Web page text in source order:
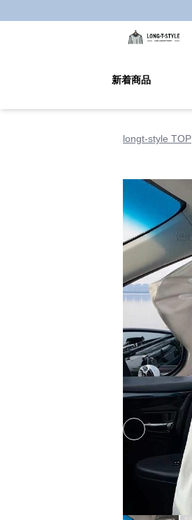
新着商品
longt-style TOP
Previous slide